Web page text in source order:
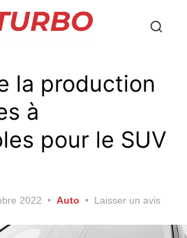
la production
à
pour le SUV
2022 Auto Laisser un avis